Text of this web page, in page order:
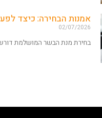
אמנות הבחירה: כיצד
02/07/2026
בחירת מנת הבשר המושלמת